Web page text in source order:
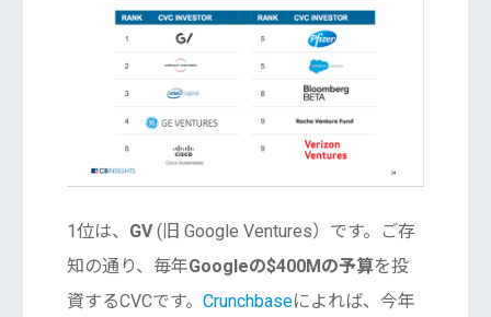
1位は、 GV(旧 Google Ventures）です。ご存
知の通り、毎年Googleの$400Mの予算を投
資するCVCです。 Crunchbaseによれば、今年